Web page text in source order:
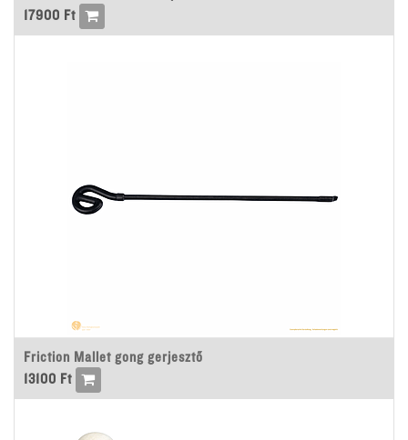
17900 Ft
Friction Mallet gong gerjesztő
13100 Ft